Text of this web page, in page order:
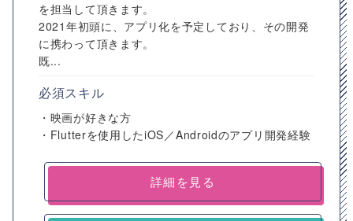
を担当して頂きます。
2021年初頭に、アプリ化を予定しており、その開発
に携わって頂きます。
既...
必須スキル
・映画が好きな方
・Flutterを使用したiOS／Androidのアプリ開発経験
詳細を見る